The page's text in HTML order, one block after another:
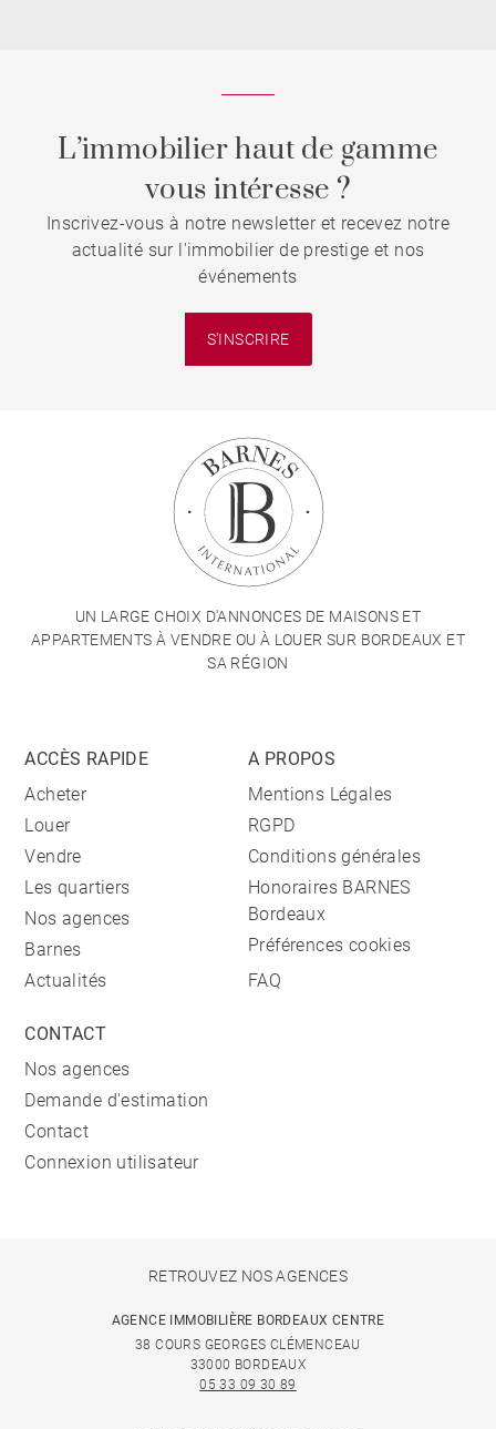
L’immobilier haut de gamme
vous intéresse ?
Inscrivez-vous à notre newsletter et recevez notre
actualité sur l'immobilier de prestige et nos
événements
S'INSCRIRE
UN LARGE CHOIX D'ANNONCES DE MAISONS ET
APPARTEMENTS À VENDRE OU À LOUER SUR BORDEAUX ET
SA RÉGION
ACCÈS RAPIDE
Acheter
Louer
Vendre
Les quartiers
Nos agences
Barnes
Actualités
A PROPOS
Mentions Légales
RGPD
Conditions générales
Honoraires BARNES
Bordeaux
Préférences cookies
FAQ
CONTACT
Nos agences
Demande d'estimation
Contact
Connexion utilisateur
RETROUVEZ NOS AGENCES
AGENCE IMMOBILIÈRE BORDEAUX CENTRE
38 COURS GEORGES CLÉMENCEAU
33000 BORDEAUX
05 33 09 30 89